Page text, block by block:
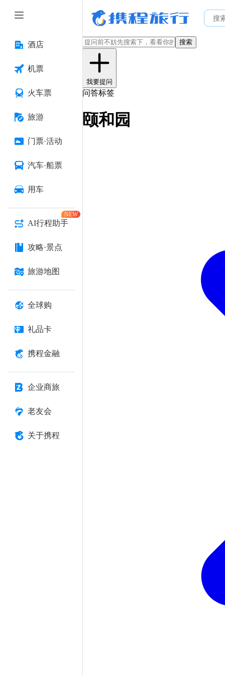
酒店
机票
火车票
旅游
门票·活动
汽车·船票
用车
AI行程助手
NEW
攻略·景点
旅游地图
全球购
礼品卡
携程金融
企业商旅
老友会
关于携程
搜索
我要提问
问答标签
颐和园